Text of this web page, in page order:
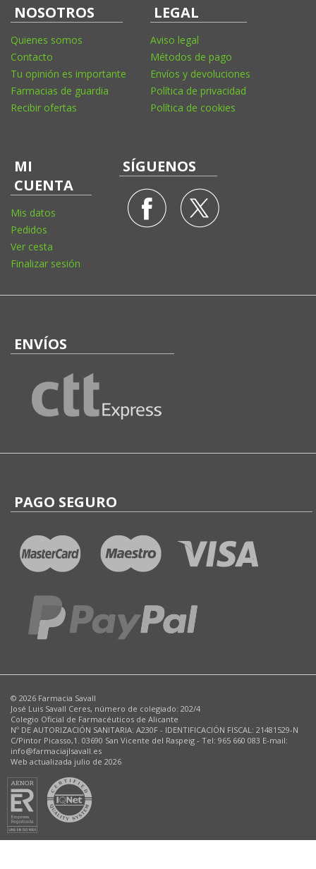
NOSOTROS
Quienes somos
Contacto
Tu opinión es importante
Farmacias de guardia
Recibir ofertas
LEGAL
Aviso legal
Métodos de pago
Envíos y devoluciones
Política de privacidad
Política de cookies
MI
CUENTA
Mis datos
Pedidos
Ver cesta
Finalizar sesión
SÍGUENOS
ENVÍOS
PAGO SEGURO
© 2026 Farmacia Savall
José Luis Savall Ceres, número de colegiado: 202/4
Colegio Oficial de Farmacéuticos de Alicante
Nº DE AUTORIZACIÓN SANITARIA: A230F - IDENTIFICACIÓN FISCAL: 21481529-N
C/Pintor Picasso,1. 03690 San Vicente del Raspeig - Tel: 965 660 083 E-mail:
info@farmaciajlsavall.es
Web actualizada julio de 2026